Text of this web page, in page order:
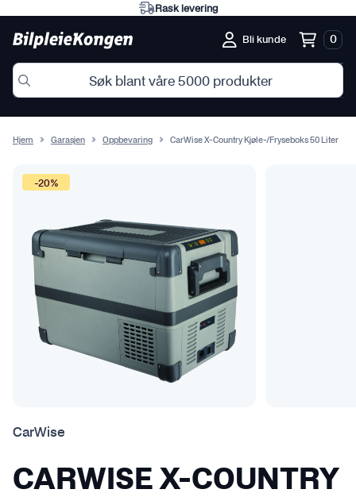
Rask levering
Bli kunde 0
Hjem Garasjen Oppbevaring CarWise X-Country Kjøle-/Fryseboks 50 Liter
-20%
CarWise
CARWISE X-COUNTRY